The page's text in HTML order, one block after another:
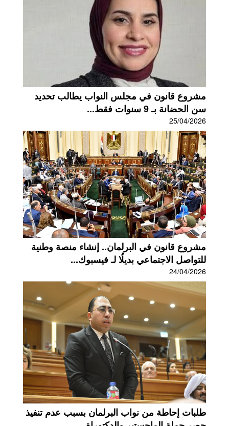
مشروع قانون في مجلس النواب يطالب تحديد
سن الحضانة بـ 9 سنوات فقط...
25/04/2026
مشروع قانون في البرلمان.. إنشاء منصة وطنية
للتواصل الاجتماعي بديلُا لـ فيسبوك...
24/04/2026
طلبات إحاطة من نواب البرلمان بسبب عدم تنفيذ